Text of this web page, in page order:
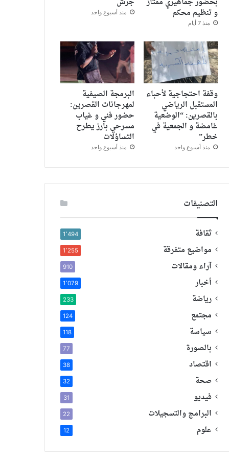
و تنظيم محكم
منذ 7 أيام
منذ أسبوع واحد
وقفة احتجاجية لأحباء
المستقبل الرياضي
بالقصرين: “الوضعية
غامضة و الجمعية في
خطر”
منذ أسبوع واحد
البرمجة الصيفية
لمهرجانات القصرين:
حضور فني و غياب
مسرحي بارز يطرح
التساؤلات
منذ أسبوع واحد
التصنيفات
ثقافة 1٬494
مواضيع متفرقة 1٬255
آراء ومقالات 910
أخبار 1٬079
رياضة 233
مجتمع 124
سياسة 118
بالصورة 77
اقتصاد 38
صحة 32
فيديو 31
البرامج والتسجيلات 22
علوم 12